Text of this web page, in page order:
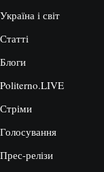
Україна і світ
Статті
Блоги
Politerno.LIVE
Стріми
Голосування
Прес-релізи